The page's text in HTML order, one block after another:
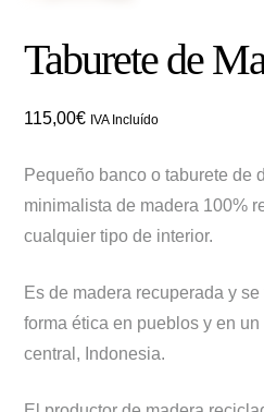
Taburete de
115,00€ IVA Incluído
Pequeño banco o taburete de
minimalista de madera 100%
cualquier tipo de interior.
Es de madera recuperada y
forma ética en pueblos y en
central, Indonesia.